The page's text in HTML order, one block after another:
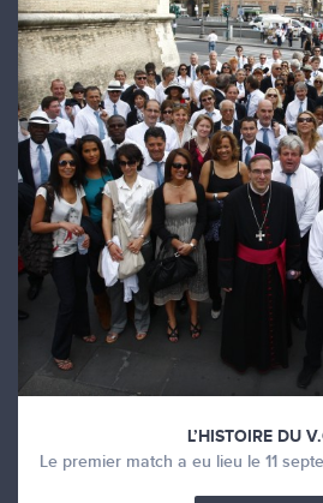
L’HISTOIRE DU
Le premier match a eu lieu le 11